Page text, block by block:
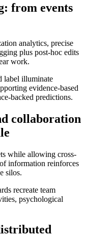
from events
analytics, precise
plus post‑hoc edits
work.
label illuminate
evidence‑based
predictions.
collaboration
while allowing cross-
information reinforces
silos.
recreate team
psychological